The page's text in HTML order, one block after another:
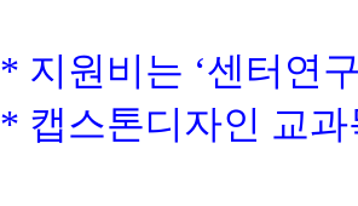
* 지원비는 ‘센터연
* 캡스톤디자인 교